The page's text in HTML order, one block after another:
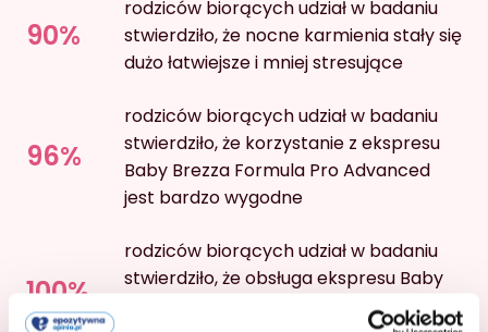
90%
rodziców biorących udział w badaniu
stwierdziło, że nocne karmienia stały się
dużo łatwiejsze i mniej stresujące
96%
rodziców biorących udział w badaniu
stwierdziło, że korzystanie z ekspresu
Baby Brezza Formula Pro Advanced
jest bardzo wygodne
100%
rodziców biorących udział w badaniu
stwierdziło, że obsługa ekspresu Baby
Brezza Formula Pro Advanced jest